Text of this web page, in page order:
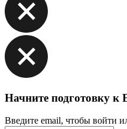
Начните подготовку к
Введите email, чтобы войти